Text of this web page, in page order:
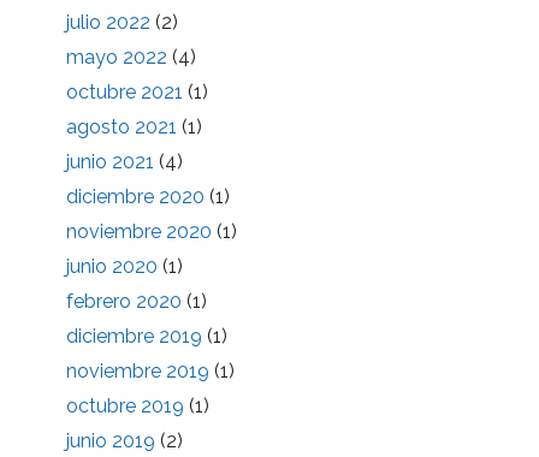
julio 2022 (2)
mayo 2022 (4)
octubre 2021 (1)
agosto 2021 (1)
junio 2021 (4)
diciembre 2020 (1)
noviembre 2020 (1)
junio 2020 (1)
febrero 2020 (1)
diciembre 2019 (1)
noviembre 2019 (1)
octubre 2019 (1)
junio 2019 (2)